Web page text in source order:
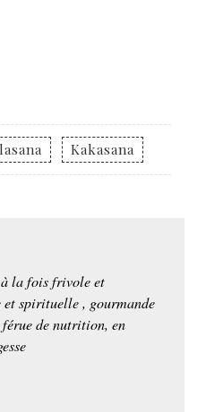
Kakasana
la fois frivole et
et spirituelle , gourmande
de nutrition, en